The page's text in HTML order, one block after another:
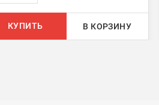
КУПИТЬ В КОРЗИНУ